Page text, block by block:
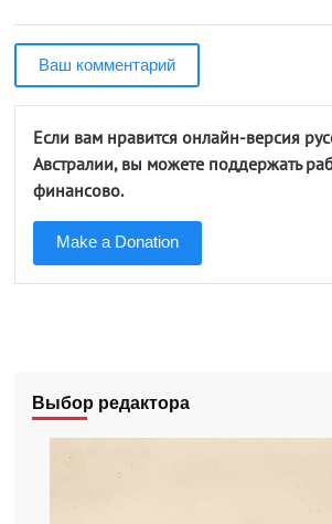
Ваш комментарий
Если вам нравится онлайн-версия
Австралии, вы можете поддержать
финансово.
Make a Donation
Выбор редактора